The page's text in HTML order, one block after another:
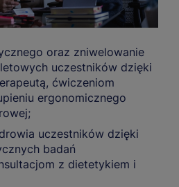
oraz zniwelowanie
uczestników dzięki
ćwiczeniom
ergonomicznego
uczestników dzięki
badań
z dietetykiem i